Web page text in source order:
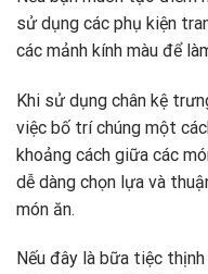
sử dụng các phụ kiện
các mảnh kính màu để
Khi sử dụng chân kệ
việc bố trí chúng một
khoảng cách giữa các
dễ dàng chọn lựa và
món ăn.
Nếu đây là bữa tiệc